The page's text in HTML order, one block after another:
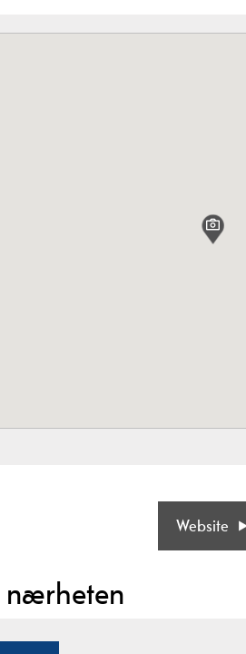
Website